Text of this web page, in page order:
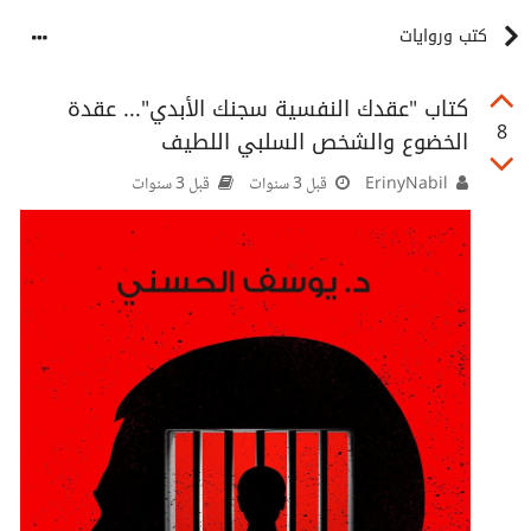
كتب وروايات
8
كتاب "عقدك النفسية سجنك الأبدي"... عقدة
الخضوع والشخص السلبي اللطيف
قبل 3 سنوات قبل 3 سنوات